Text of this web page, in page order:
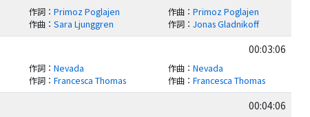
作詞 ：Primoz Poglajen 作曲 ：Primoz Poglajen
作曲 ：Sara Ljunggren 作詞 ：Jonas Gladnikoff
00:03:06
作詞 ：Nevada 作曲 ：Nevada
作詞 ：Francesca Thomas 作曲 ：Francesca Thomas
00:04:06